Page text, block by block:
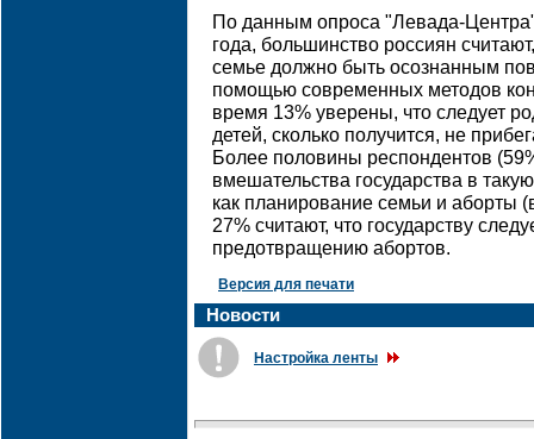
По данным опроса "Левада-
года, большинство россиян
семье должно быть осознанным
помощью современных методов
время 13% уверены, что следует
детей, сколько получится, не
Более половины респондентов
вмешательства государства в
как планирование семьи и аборты
27% считают, что государству
предотвращению абортов.
Версия для печати
Новости
Настройка ленты